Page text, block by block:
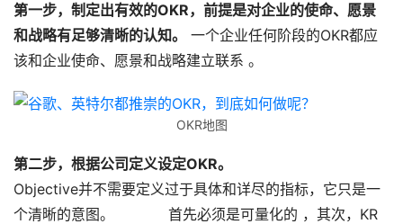
第一步，制定出有效的OKR，前提是对企业的使命、愿景
和战略有足够清晰的认知。
一个企业任何阶段的OKR都应
该和企业使命、愿景和战略建立联系 。
OKR地图
第二步，根据公司定义设定OKR。
Objective并不需要定义过于具体和详尽的指标，它只是一
个清晰的意图。            首先必须是可量化的 ，其次，KR